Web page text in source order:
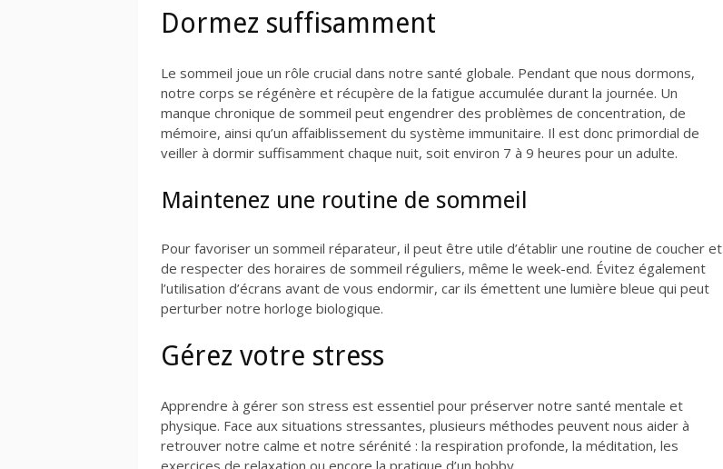
Dormez suffisamment
Le sommeil joue un rôle crucial dans notre santé globale. Pendant que nous dormons,
notre corps se régénère et récupère de la fatigue accumulée durant la journée. Un
manque chronique de sommeil peut engendrer des problèmes de concentration, de
mémoire, ainsi qu’un affaiblissement du système immunitaire. Il est donc primordial de
veiller à dormir suffisamment chaque nuit, soit environ 7 à 9 heures pour un adulte.
Maintenez une routine de sommeil
Pour favoriser un sommeil réparateur, il peut être utile d’établir une routine de coucher et
de respecter des horaires de sommeil réguliers, même le week-end. Évitez également
l’utilisation d’écrans avant de vous endormir, car ils émettent une lumière bleue qui peut
perturber notre horloge biologique.
Gérez votre stress
Apprendre à gérer son stress est essentiel pour préserver notre santé mentale et
physique. Face aux situations stressantes, plusieurs méthodes peuvent nous aider à
retrouver notre calme et notre sérénité : la respiration profonde, la méditation, les